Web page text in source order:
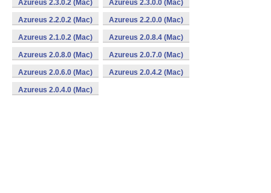
Azureus 2.3.0.2 (Mac) Azureus 2.3.0.0 (Mac)
Azureus 2.2.0.2 (Mac) Azureus 2.2.0.0 (Mac)
Azureus 2.1.0.2 (Mac) Azureus 2.0.8.4 (Mac)
Azureus 2.0.8.0 (Mac) Azureus 2.0.7.0 (Mac)
Azureus 2.0.6.0 (Mac) Azureus 2.0.4.2 (Mac)
Azureus 2.0.4.0 (Mac)